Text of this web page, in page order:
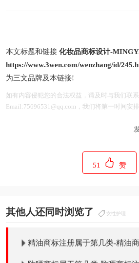
本文标题和链接 化妆品商标设计-
https://www.3wen.com/wenzhang/id/
为三文品牌及本链接!
如有内容侵犯您的合法权益，请及时与我们联系
Email:75696531@qq.com，我们将第一时间安排
51 赞
其他人还同时浏览了 女性护理
精油商标注册属于第几类-精油